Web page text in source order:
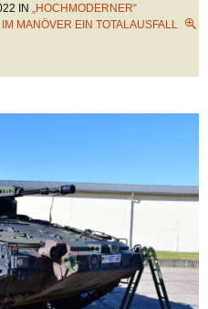
IN „HOCHMODERNER“
MANÖVER EIN TOTALAUSFALL